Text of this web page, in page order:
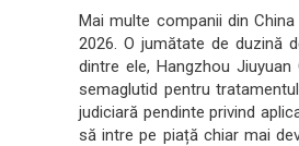
Mai multe companii din
2026. O jumătate de duzină
dintre ele, Hangzhou
semaglutid pentru
judiciară pendinte privind
să intre pe piață chiar mai